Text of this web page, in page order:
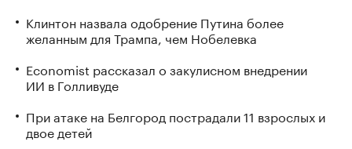
Клинтон назвала одобрение Путина более
желанным для Трампа, чем Нобелевка
Economist рассказал о закулисном внедрении
ИИ в Голливуде
При атаке на Белгород пострадали 11 взрослых и
двое детей